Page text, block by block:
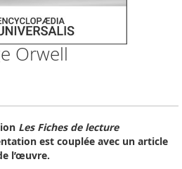
Orwell
Les Fiches de lecture
est couplée avec un article
l’œuvre.